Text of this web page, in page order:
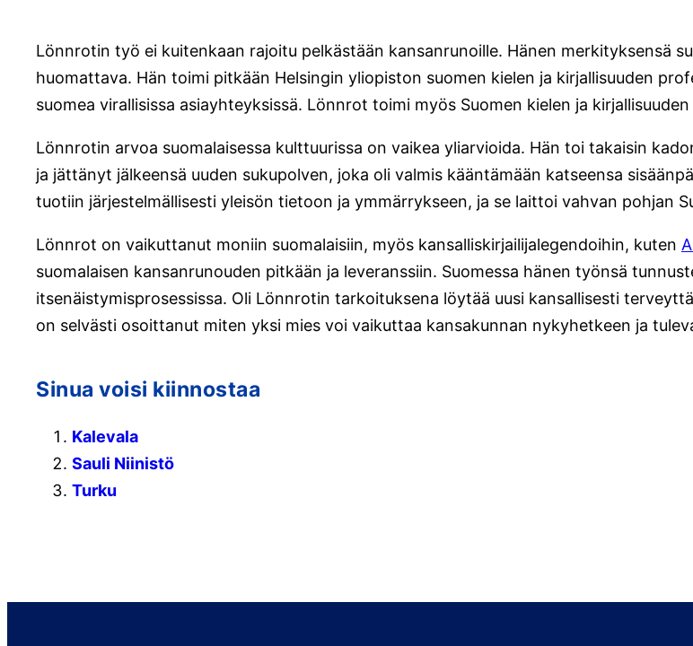
Lönnrotin työ ei kuitenkaan rajoitu pelkästään kansanrunoille. Hänen merkityksensä
huomattava. Hän toimi pitkään Helsingin yliopiston suomen kielen ja kirjallisuuden
suomea virallisissa asiayhteyksissä. Lönnrot toimi myös Suomen kielen ja
Lönnrotin arvoa suomalaisessa kulttuurissa on vaikea yliarvioida. Hän toi takaisin
ja jättänyt jälkeensä uuden sukupolven, joka oli valmis kääntämään katseensa
tuotiin järjestelmällisesti yleisön tietoon ja ymmärrykseen, ja se laittoi vahvan pohjan
Lönnrot on vaikuttanut moniin suomalaisiin, myös kansalliskirjailijalegendoihin, kuten
suomalaisen kansanrunouden pitkään ja leveranssiin. Suomessa hänen työnsä
itsenäistymisprosessissa. Oli Lönnrotin tarkoituksena löytää uusi kansallisesti
on selvästi osoittanut miten yksi mies voi vaikuttaa kansakunnan nykyhetkeen ja
Sinua voisi kiinnostaa
Kalevala
Sauli Niinistö
Turku